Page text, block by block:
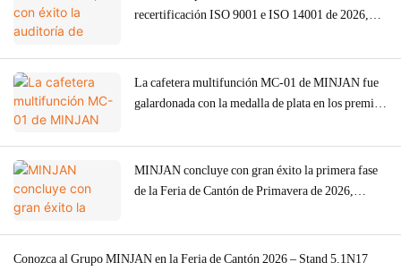
recertificación ISO 9001 e ISO 14001 de 2026,
carne, hornos y cafeteras.
La cafetera multifunción MC-01 de MINJAN fue
galardonada con la medalla de plata en los premios
MINJAN concluye con gran éxito la primera fase
de la Feria de Cantón de Primavera de 2026,
de carne.
Conozca al Grupo MINJAN en la Feria de Cantón 2026 – Stand 5.1N17